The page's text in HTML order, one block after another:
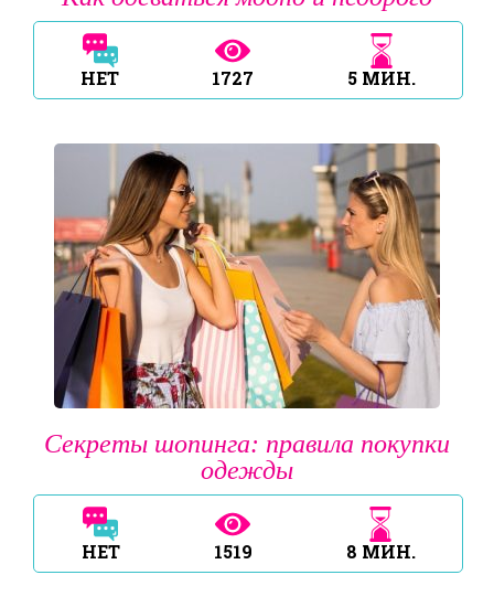
НЕТ 1727 5 МИН.
Секреты шопинга: правила покупки
одежды
НЕТ 1519 8 МИН.